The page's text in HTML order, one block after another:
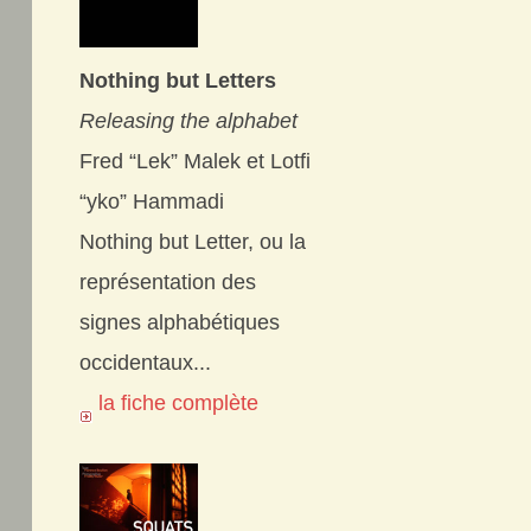
Nothing but Letters
Releasing the alphabet
Fred “Lek” Malek et Lotfi
“yko” Hammadi
Nothing but Letter, ou la
représentation des
signes alphabétiques
occidentaux...
la fiche complète